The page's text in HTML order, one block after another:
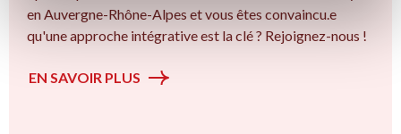
en Auvergne-Rhône-Alpes et vous êtes convaincu.e
qu'une approche intégrative est la clé ? Rejoignez-nous !
EN SAVOIR PLUS